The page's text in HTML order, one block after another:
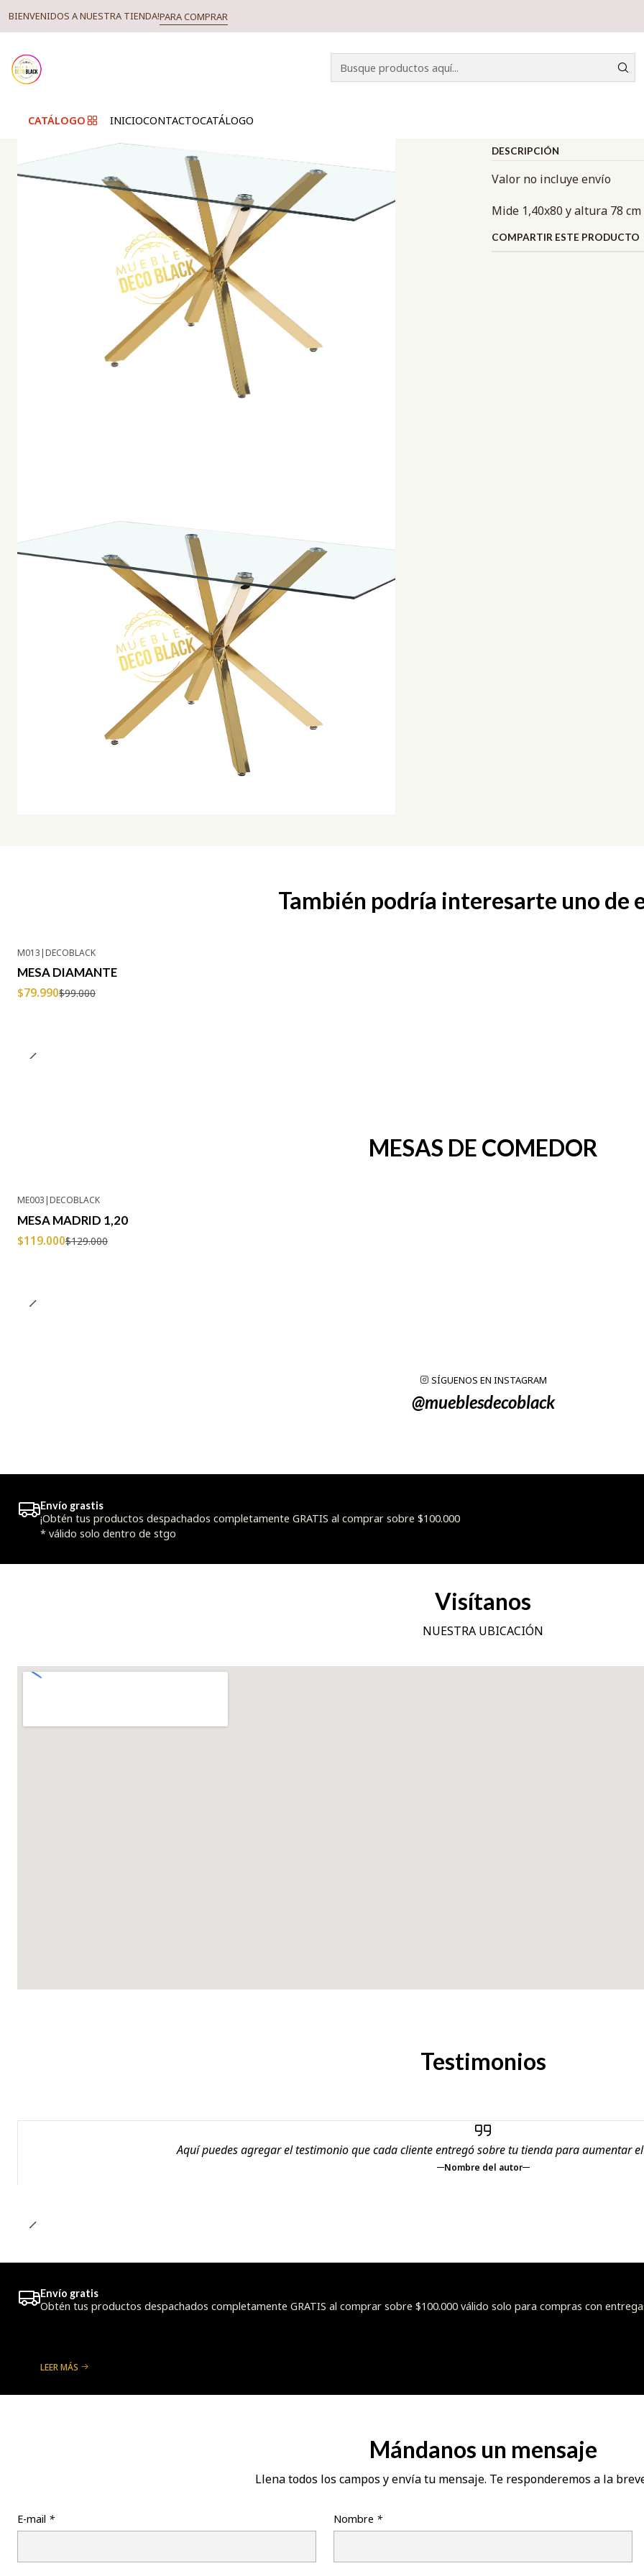
CATÁLOGO INICIOCONTACTOCATÁLOGO
BIENVENIDOS A NUESTRA TIENDA!PARA COMPRAR
MESA
DESCRIPCIÓN
Valor no incluye envío
Mide 1,40x80 y altura 78 cm
COMPARTIR ESTE PRODUCTO
También podría interesarte uno de
M013|DECOBLACK
MESA DIAMANTE
$79.990$99.000
MESAS DE COMEDOR
Agotado
ME003|DECOBLACK
MESA MADRID 1,20
$119.000$129.000
SÍGUENOS EN INSTAGRAM
@mueblesdecoblack
Envío grastis
¡Obtén tus productos despachados completamente GRATIS al comprar sobre $100.000
* válido solo dentro de stgo
Visítanos
NUESTRA UBICACIÓN
Testimonios
Aquí puedes agregar el testimonio que cada cliente entregó sobre tu tienda para aumentar
Nombre del autor
Envío gratis
Obtén tus productos despachados completamente GRATIS al comprar sobre $100.000 válido solo para compras con
LEER MÁS
Mándanos un mensaje
Llena todos los campos y envía tu mensaje. Te responderemos a la
E-mail * Nombre *